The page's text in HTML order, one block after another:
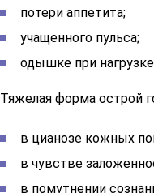
потери аппетита;
учащенного пульса;
одышке при
Тяжелая форма острой
в цианозе кожных
в чувстве
в помутнении